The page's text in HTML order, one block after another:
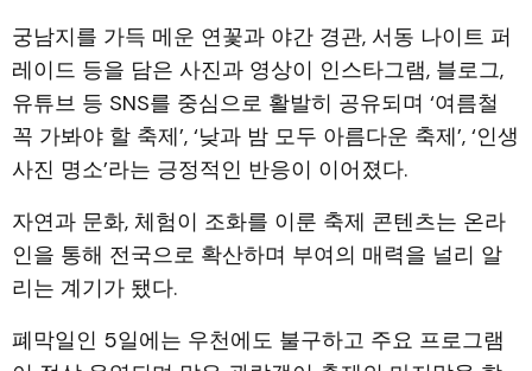
궁남지를 가득 메운 연꽃과 야간 경관, 서동 나이트 퍼
레이드 등을 담은 사진과 영상이 인스타그램, 블로그,
유튜브 등 SNS를 중심으로 활발히 공유되며 ‘여름철
꼭 가봐야 할 축제’, ‘낮과 밤 모두 아름다운 축제’, ‘인생
사진 명소’라는 긍정적인 반응이 이어졌다.
자연과 문화, 체험이 조화를 이룬 축제 콘텐츠는 온라
인을 통해 전국으로 확산하며 부여의 매력을 널리 알
리는 계기가 됐다.
폐막일인 5일에는 우천에도 불구하고 주요 프로그램